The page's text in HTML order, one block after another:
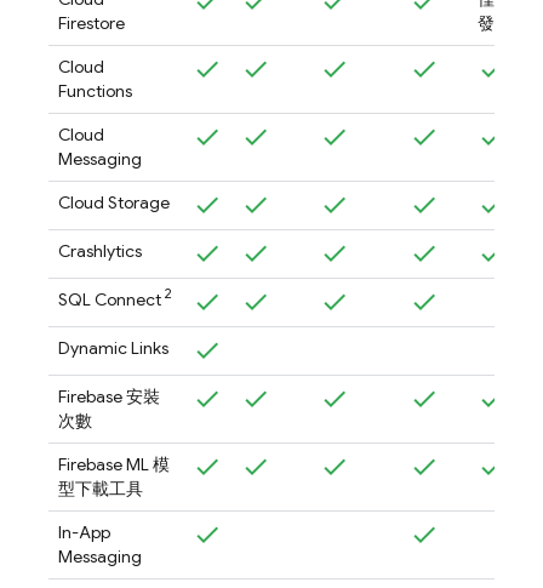
Firestore
發行版
Cloud
Functions
Cloud
Messaging
Cloud Storage
Crashlytics
SQL Connect 2
Dynamic Links
Firebase安裝
次數
Firebase ML模
型下載工具
In-App
Messaging